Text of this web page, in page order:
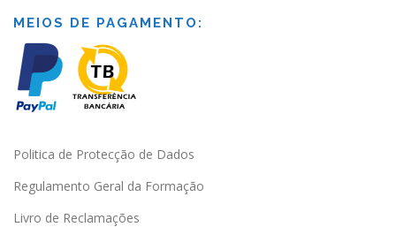
MEIOS DE PAGAMENTO:
Politica de Protecção de Dados
Regulamento Geral da Formação
Livro de Reclamações